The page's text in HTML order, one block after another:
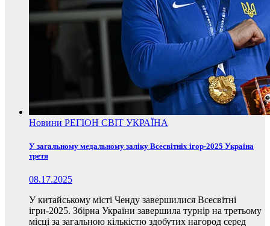
Новини РЕГІОН СВІТ УКРАЇНА
У загальному медальному заліку Всесвітніх ігор-2025 Україна
третя
08.17.2025
У китайському місті Ченду завершилися Всесвітні
ігри-2025. Збірна України завершила турнір на третьому
місці за загальною кількістю здобутих нагород серед